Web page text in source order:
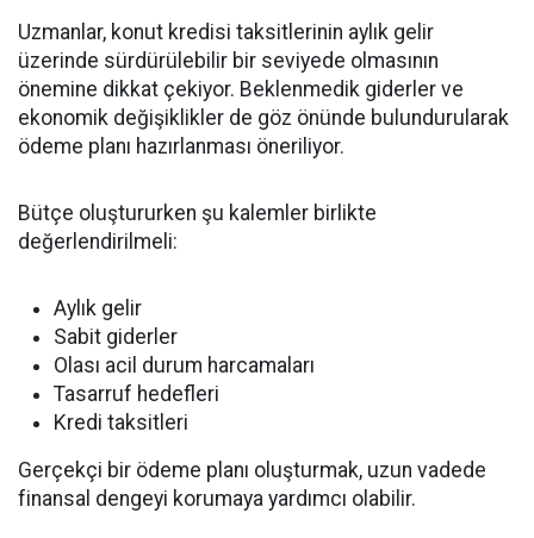
Uzmanlar, konut kredisi taksitlerinin aylık gelir
üzerinde sürdürülebilir bir seviyede olmasının
önemine dikkat çekiyor. Beklenmedik giderler ve
ekonomik değişiklikler de göz önünde bulundurularak
ödeme planı hazırlanması öneriliyor.
Bütçe oluştururken şu kalemler birlikte
değerlendirilmeli:
Aylık gelir
Sabit giderler
Olası acil durum harcamaları
Tasarruf hedefleri
Kredi taksitleri
Gerçekçi bir ödeme planı oluşturmak, uzun vadede
finansal dengeyi korumaya yardımcı olabilir.